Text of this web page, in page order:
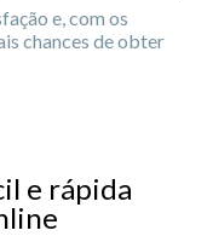
e, com os
chances de obter
e rápida